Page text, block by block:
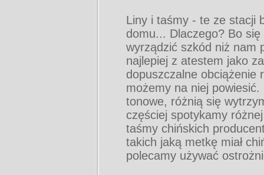
Liny i taśmy - te ze stacji
domu... Dlaczego? Bo
wyrządzić szkód niż nam
najlepiej z atestem jako
dopuszczalne obciążenie
możemy na niej
tonowe, różnią się
częściej spotykamy
taśmy chińskich
takich jaką metkę miał
polecamy używać